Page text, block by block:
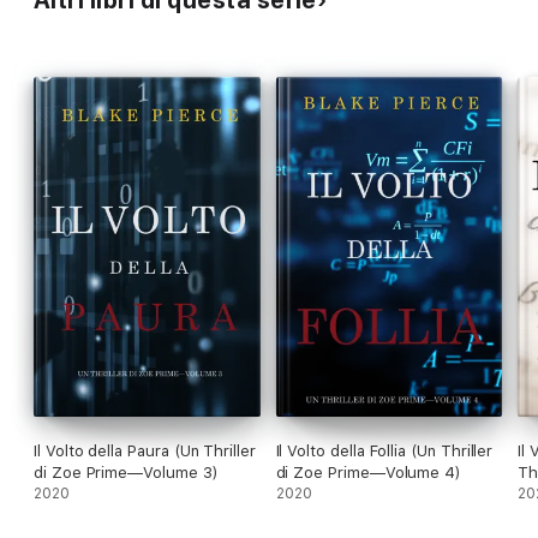
Il Volto della Paura (Un Thriller
di Zoe Prime—Volume 3)
2020
Il Volto della Follia (Un Thriller
di Zoe Prime—Volume 4)
2020
Il
5)